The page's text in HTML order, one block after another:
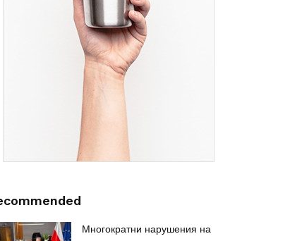
Многократни нарушения на